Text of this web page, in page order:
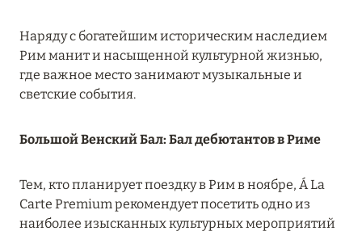
НАПИТКОВ ДЛЯ HB И FB
Подробнее
MANDARIN ORIENTAL JUMEIRA, DUBAI:
РАЗМЕЩЕНИЕ ВЕСНОЙ
Подробнее
Наряду с богатейшим историческим наследием
Рим манит и насыщенной культурной жизнью,
где важное место занимают музыкальные и
светские события.
Большой Венский Бал: Бал дебютантов в Риме
Тем, кто планирует поездку в Рим в ноябре, Á La
Carte Premium рекомендует посетить одно из
наиболее изысканных культурных мероприятий